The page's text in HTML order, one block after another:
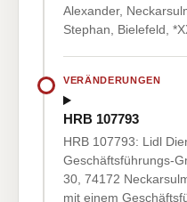
Alexander,
Stephan, Bielefeld,
VERÄNDERUNGEN
HRB 107793
HRB 107793: Lidl
Geschäftsführungs-
30, 74172
mit einem